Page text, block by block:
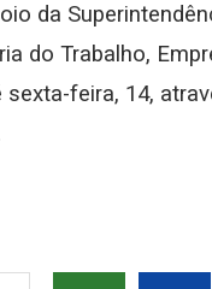
da
do Trabalho,
feira, 14,